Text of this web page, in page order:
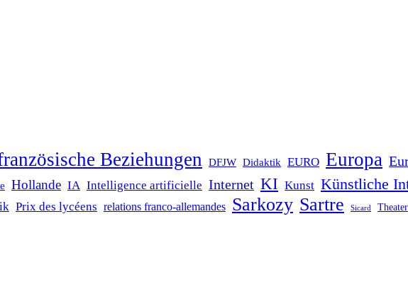
Beziehungen DFJW Didaktik EURO Europa
Hollande IA Intelligence artificielle Internet KI Kunst Künstliche
Prix des lycéens relations franco-allemandes Sarkozy Sartre Sicard Theater